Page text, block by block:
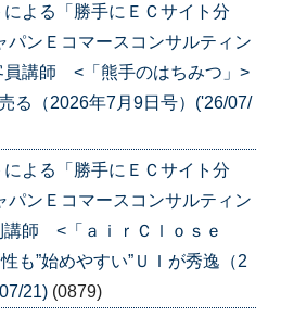
による「勝手にＥＣサイト分
ンＥコマースコンサルティン
講師 <「熊手のはちみつ」>
る（2026年7月9日号）('26/07/
による「勝手にＥＣサイト分
ンＥコマースコンサルティン
師 <「ａｉｒＣｌｏｓｅ
”始めやすい”ＵＩが秀逸（2
21) (0879)